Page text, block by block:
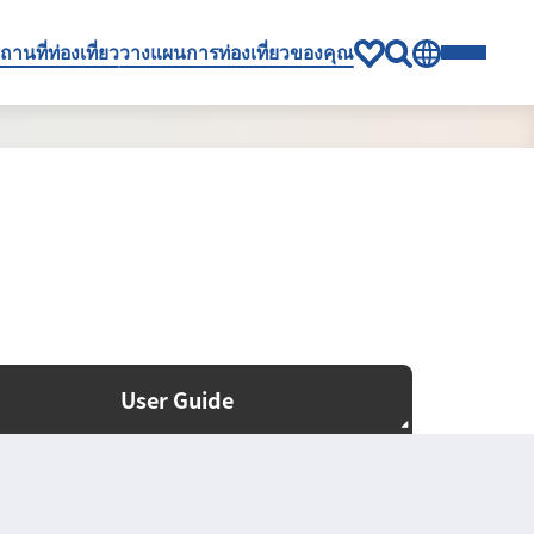
านที่ท่องเที่ยววางแผนการท่องเที่ยวของคุณ
User Guide